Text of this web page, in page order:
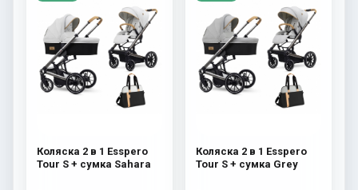
Коляска 2 в 1 Esspero
Tour S + сумка Sahara
Коляска 2 в 1 Esspero
Tour S + сумка Grey